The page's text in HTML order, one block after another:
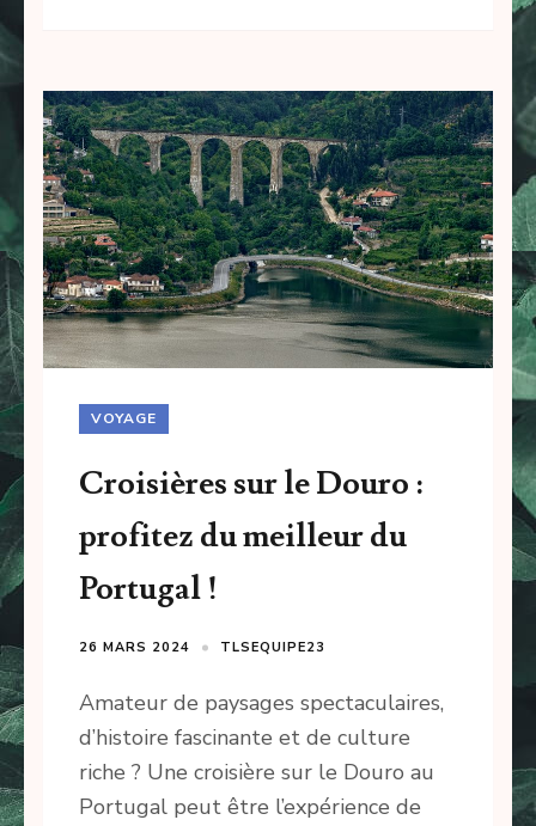
VOYAGE
Croisières sur le Douro :
profitez du meilleur du
Portugal !
26 MARS 2024 TLSEQUIPE23
Amateur de paysages spectaculaires,
d’histoire fascinante et de culture
riche ? Une croisière sur le Douro au
Portugal peut être l’expérience de